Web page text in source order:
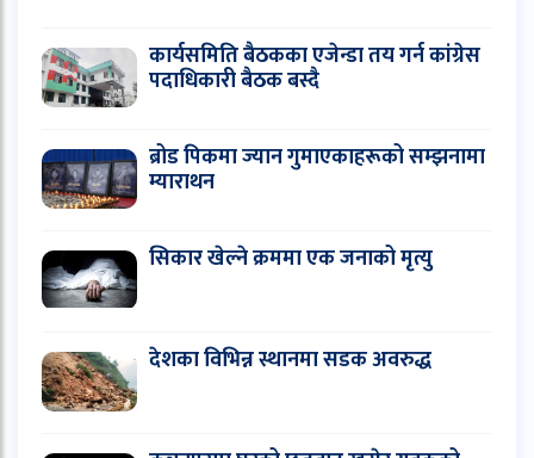
कार्यसमिति बैठकका एजेन्डा तय गर्न कांग्रेस
पदाधिकारी बैठक बस्दै
ब्रोड पिकमा ज्यान गुमाएकाहरूको सम्झनामा
म्याराथन
सिकार खेल्ने क्रममा एक जनाको मृत्यु
देशका विभिन्न स्थानमा सडक अवरुद्ध